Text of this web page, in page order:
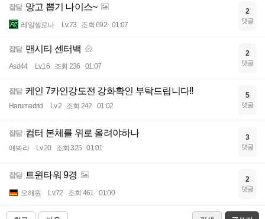
잡담 망고 뽑기 나이스~
레알셀로나 Lv.73 조회 692 01:07
2
댓글
잡담 맨시티 센터백
Asd44 Lv.16 조회 236 01:07
2
댓글
잡담 케인 7카인강도전 강화확인 부탁드립니다!!
Harumadrid Lv.2 조회 242 01:02
5
댓글
잡담 컴터 본체를 위로 올려야하나
얘봐라 Lv.20 조회 325 01:01
3
댓글
잡담 트윈타워 9경
오해원 Lv.72 조회 461 01:00
2
댓글